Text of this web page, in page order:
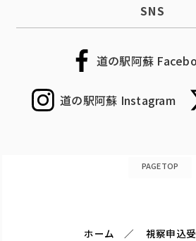
SNS
道の駅阿蘇
道の駅阿蘇 Instagram
PAGETOP
ホーム
視察申込